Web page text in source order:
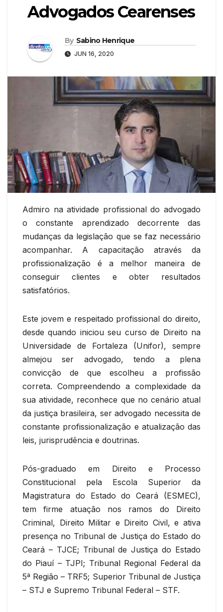
Advogados Cearenses
By Sabino Henrique
JUN 16, 2020
Admiro na atividade profissional do advogado
o constante aprendizado decorrente das
mudanças da legislação que se faz necessário
acompanhar. A capacitação através da
profissionalização é a melhor maneira de
conseguir clientes e obter resultados
satisfatórios.
Este jovem e respeitado profissional do direito,
desde quando iniciou seu curso de Direito na
Universidade de Fortaleza (Unifor), sempre
almejou ser advogado, tendo a plena
convicção de que escolheu a profissão
correta. Compreendendo a complexidade da
sua atividade, reconhece que no cenário atual
da justiça brasileira, ser advogado necessita de
constante profissionalização e atualização das
leis, jurisprudência e doutrinas.
Pós-graduado em Direito e Processo
Constitucional pela Escola Superior da
Magistratura do Estado do Ceará (ESMEC),
tem firme atuação nos ramos do Direito
Criminal, Direito Militar e Direito Civil, e ativa
presença no Tribunal de Justiça do Estado do
Ceará – TJCE; Tribunal de Justiça do Estado
do Piauí – TJPI; Tribunal Regional Federal da
5ª Região – TRF5; Superior Tribunal de Justiça
– STJ e Supremo Tribunal Federal – STF.